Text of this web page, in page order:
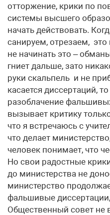
отторжение, крики по
системы высшего
начать действовать.
санируем, отрезаем, это
не начинать это –
гниет дальше, зато
руки скальпель и не
касается диссертаций,
разоблачение
вызывает критику
что я встречаюсь с
что делает
человек понимает, что
Но свои радостные
до министерства не
министерство
фальшивые
Общественный совет не